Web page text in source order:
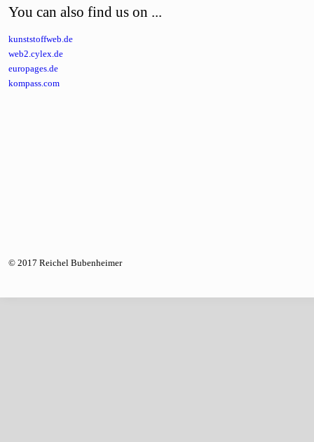
You can also find us on ...
kunststoffweb.de
web2.cylex.de
europages.de
kompass.com
© 2017 Reichel Bubenheimer